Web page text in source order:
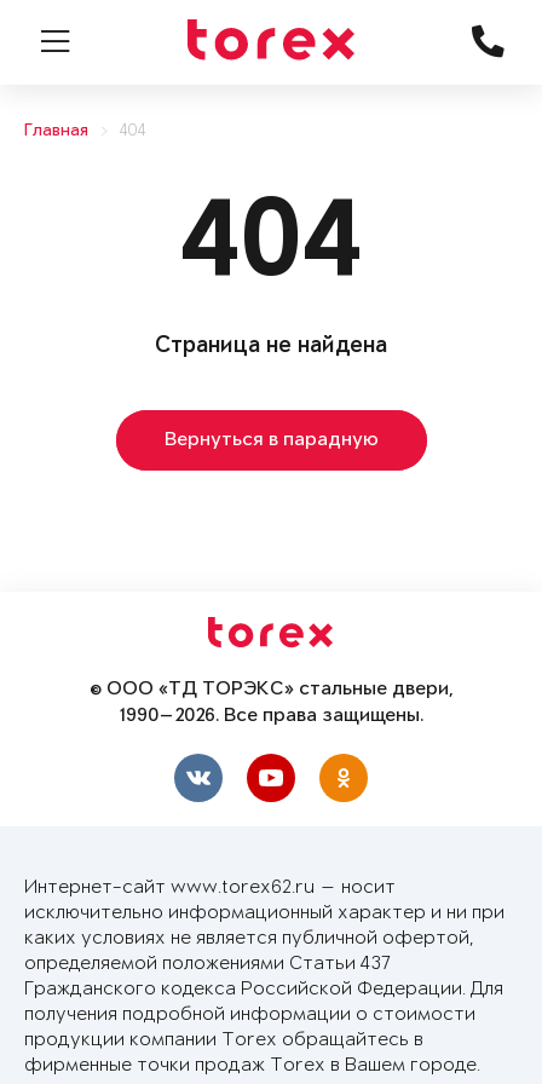
Главная 404
404
Страница не найдена
Вернуться в парадную
© ООО «ТД ТОРЭКС» стальные двери,
1990—2026. Все права защищены.
Интернет-сайт www.torex62.ru — носит
исключительно информационный характер и ни при
каких условиях не является публичной офертой,
определяемой положениями Статьи 437
Гражданского кодекса Российской Федерации. Для
получения подробной информации о стоимости
продукции компании Torex обращайтесь в
фирменные точки продаж Torex в Вашем городе.